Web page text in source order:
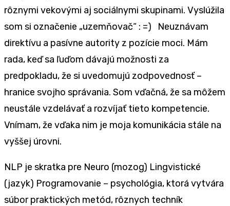
rôznymi vekovými aj sociálnymi skupinami. Vyslúžila
som si označenie „uzemňovač“ : =) Neuznávam
direktívu a pasívne autority z pozície moci. Mám
rada, keď sa ľuďom dávajú možnosti za
predpokladu, že si uvedomujú zodpovednosť –
hranice svojho správania. Som vďačná, že sa môžem
neustále vzdelávať a rozvíjať tieto kompetencie.
Vnímam, že vďaka nim je moja komunikácia stále na
vyššej úrovni.
NLP je skratka pre Neuro (mozog) Lingvistické
(jazyk) Programovanie – psychológia, ktorá vytvára
súbor praktických metód, rôznych techník